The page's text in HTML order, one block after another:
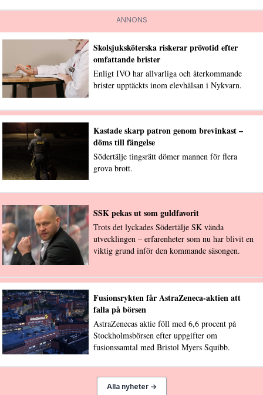
ANNONS
Skolsjuksköterska riskerar prövotid efter
omfattande brister
Enligt IVO har allvarliga och återkommande
brister upptäckts inom elevhälsan i Nykvarn.
Kastade skarp patron genom brevinkast –
döms till fängelse
Södertälje tingsrätt dömer mannen för flera
grova brott.
SSK pekas ut som guldfavorit
Trots det lyckades Södertälje SK vända
utvecklingen – erfarenheter som nu har blivit en
viktig grund inför den kommande säsongen.
Fusionsrykten får AstraZeneca-aktien att
falla på börsen
AstraZenecas aktie föll med 6,6 procent på
Stockholmsbörsen efter uppgifter om
fusionssamtal med Bristol Myers Squibb.
Alla nyheter →